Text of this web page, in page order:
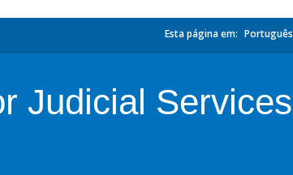
Esta página em: Português
Judicial